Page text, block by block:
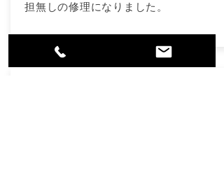
担無しの修理になりました。